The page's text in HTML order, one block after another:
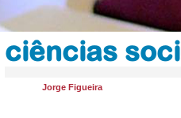
ciências
Jorge Figueira